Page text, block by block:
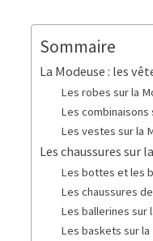
Sommaire
La Modeuse : les
Les robes sur la
Les combinaisons
Les vestes sur la
Les chaussures sur
Les bottes et les
Les chaussures
Les ballerines sur
Les baskets sur la